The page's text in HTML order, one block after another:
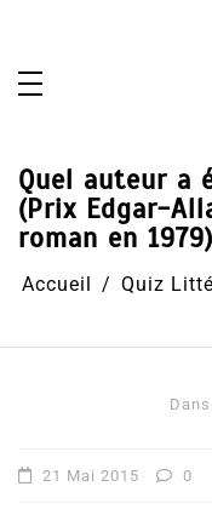
Quel auteur a
(Prix Edgar-
roman en 1979)
Accueil Quiz
Dans
21 Mai 2015 0